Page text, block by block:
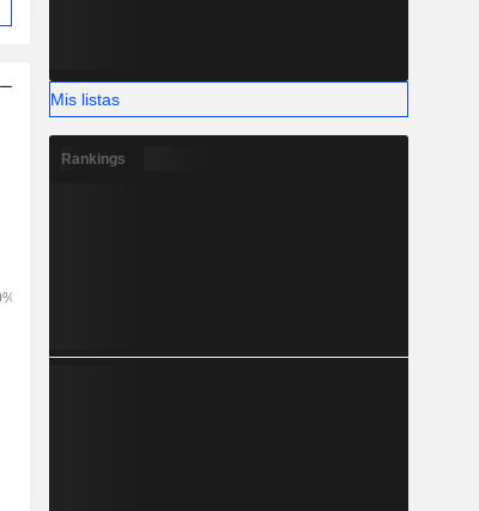
Mis listas
Rankings